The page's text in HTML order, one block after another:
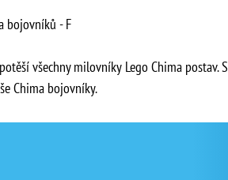
bojovníků - F
všechny milovníky Lego Chima
Chima bojovníky.